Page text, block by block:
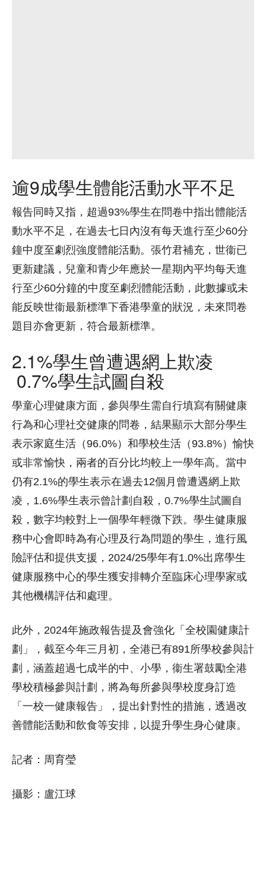
逾9成學生體能活動水平不足
報告同時又指，超過93%學生在問卷中指出體能活
動水平不足，在過去七日內沒有每天進行至少60分
鐘中度至劇烈強度體能活動。張竹君補充，世衞已
更新建議，兒童和青少年應於一星期內平均每天進
行至少60分鐘的中度至劇烈體能活動，此數據或未
能反映世衞最新標準下香港學童的狀況，未來問卷
題目亦會更新，符合最新標準。
2.1%學生曾遭遇網上欺凌
0.7%學生試圖自殺
學童心理健康方面，參與學生需自行填寫有關健康
行為和心理社交健康的問卷，結果顯示大部分學生
表示家庭生活（96.0%）和學校生活（93.8%）愉快
或非常愉快，兩者的百分比均較上一學年高。當中
仍有2.1%的學生表示在過去12個月曾遭遇網上欺
凌，1.6%學生表示曾計劃自殺，0.7%學生試圖自
殺，數字均較對上一個學年輕微下跌。學生健康服
務中心會即時為有心理及行為問題的學生，進行風
險評估和提供支援，2024/25學年有1.0%出席學生
健康服務中心的學生獲安排轉介至臨床心理學家或
其他機構評估和處理。
此外，2024年施政報告提及會強化「全校園健康計
劃」，截至今年三月初，全港已有891所學校參與計
劃，涵蓋超過七成半的中、小學，衞生署鼓勵全港
學校積極參與計劃，將為每所參與學校度身訂造
「一校一健康報告」，提出針對性的措施，透過改
善體能活動和飲食等安排，以提升學生身心健康。
記者：周育瑩
攝影：盧江球